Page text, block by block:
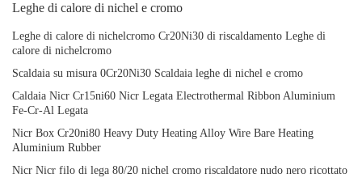
Leghe di calore di nichel e cromo
Leghe di calore di nichelcromo Cr20Ni30 di riscaldamento Leghe di
calore di nichelcromo
Scaldaia su misura 0Cr20Ni30 Scaldaia leghe di nichel e cromo
Caldaia Nicr Cr15ni60 Nicr Legata Electrothermal Ribbon Aluminium
Fe-Cr-Al Legata
Nicr Box Cr20ni80 Heavy Duty Heating Alloy Wire Bare Heating
Aluminium Rubber
Nicr Nicr filo di lega 80/20 nichel cromo riscaldatore nudo nero ricottato